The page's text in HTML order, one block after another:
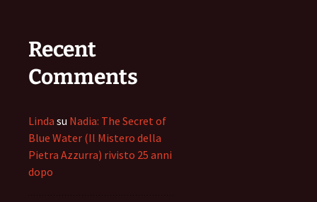
Recent
Comments
Linda su Nadia: The Secret of
Blue Water (Il Mistero della
Pietra Azzurra) rivisto 25 anni
dopo